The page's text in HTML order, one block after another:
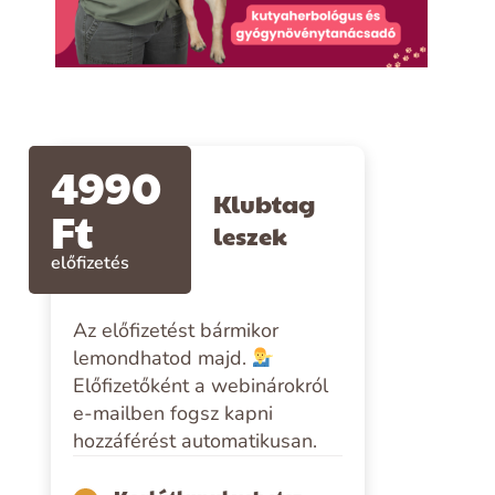
4990
Ft
előfizetés
Klubtag
leszek
Az előfizetést bármikor
lemondhatod majd.
Előfizetőként a webinárokról
e-mailben fogsz kapni
hozzáférést automatikusan.